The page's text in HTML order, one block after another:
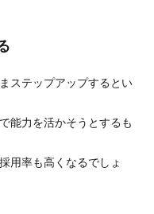
ステップアップするとい
能力を活かそうとするも
用率も高くなるでしょ